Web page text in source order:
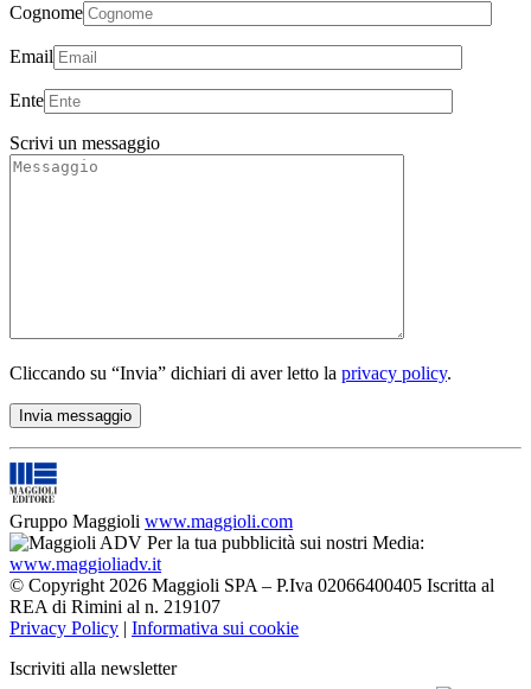
Cognome
Email
Ente
Scrivi un messaggio
Cliccando su “Invia” dichiari di aver letto la privacy policy.
Gruppo Maggioli www.maggioli.com
Per la tua pubblicità sui nostri Media:
www.maggioliadv.it
© Copyright 2026 Maggioli SPA – P.Iva 02066400405 Iscritta al
REA di Rimini al n. 219107
Privacy Policy | Informativa sui cookie
Iscriviti alla newsletter